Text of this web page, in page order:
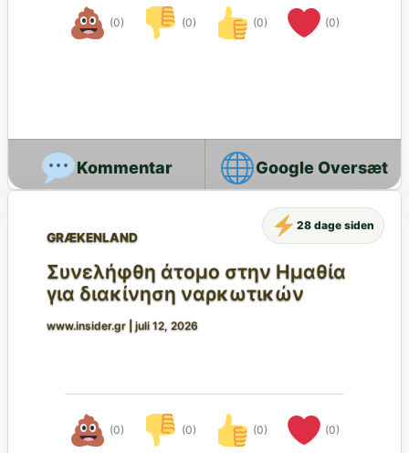
(0) (0) (0) (0)
Google Oversæt
GRÆKENLAND
Συνελήφθη άτομο στην Ημαθία
για διακίνηση ναρκωτικών
www.insider.gr juli 12, 2026
(0) (0) (0) (0)
28 dage siden